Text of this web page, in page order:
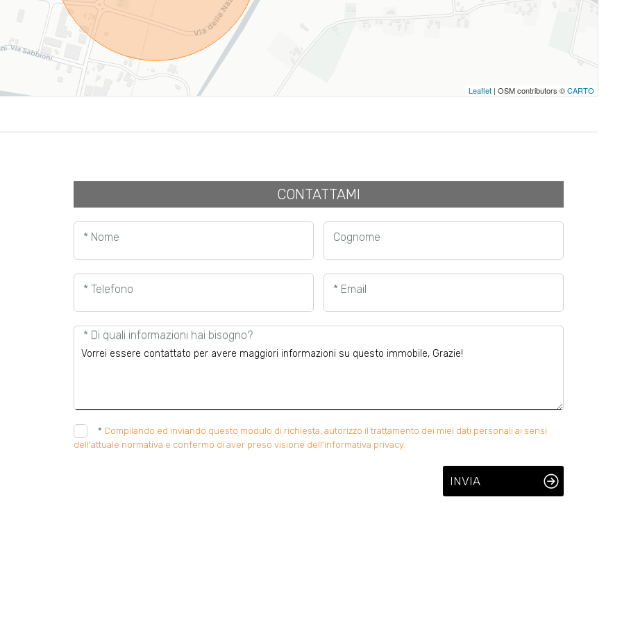
Leaflet | OSM contributors ©CARTO
CONTATTAMI
* Nome Cognome
* Telefono * Email
* Di quali informazioni hai bisogno?
* Compilando ed inviando questo modulo di richiesta, autorizzo il trattamento dei miei dati personali ai sensi
dell'attuale normativa e confermo di aver preso visione dell'informativa privacy.
INVIA